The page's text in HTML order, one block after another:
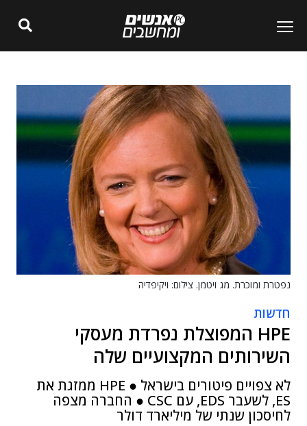
נפטרת ומוכרת. מג ויטמן. צילום: ויקיפדיה
חדשות
HPE המפוצלת נפרדת מעסקי
השירותים המקצועיים שלה
לא צפויים פיטורים בישראל ● HPE ממזגת את
ES, לשעבר EDS, עם CSC ● החברה מצפה
לחיסכון שנתי של מיליארד דולר